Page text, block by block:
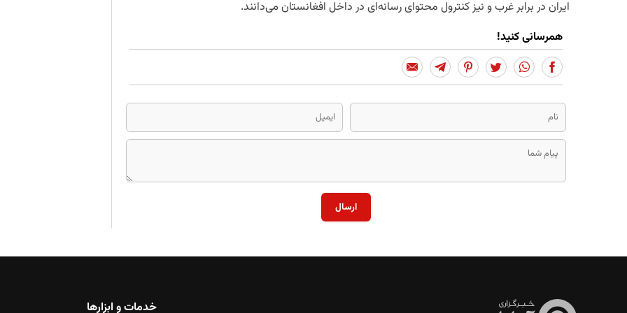
ایران در برابر غرب و نیز کنترول محتوای رسانه‌ای در داخل افغانستان می‌دانند.
همرسانی کنید!
ارسال
خدمات و ابزارها